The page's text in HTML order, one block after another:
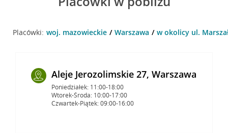
Placówki: woj. mazowieckie Warszawa w okolicy ul.
Aleje Jerozolimskie 27, Warszawa
Poniedziałek: 11:00-18:00
Wtorek-Środa: 10:00-17:00
Czwartek-Piątek: 09:00-16:00